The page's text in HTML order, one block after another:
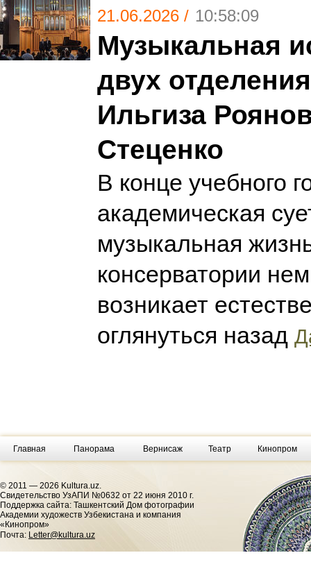
21.06.2026 / 10:58:09
Музыкальная
двух
Ильгиза
Стеценко
В конце учебного
академическая
музыкальная
консерватории
возникает
оглянуться назад
Главная Панорама Вернисаж Театр Кинопром
© 2011 — 2026 Kultura.uz.
Cвидетельство УзАПИ №0632 от 22 июня 2010 г.
Поддержка сайта: Ташкентский Дом фотографии
Академии художеств Узбекистана и компания
«Кинопром»
Почта: Letter@kultura.uz